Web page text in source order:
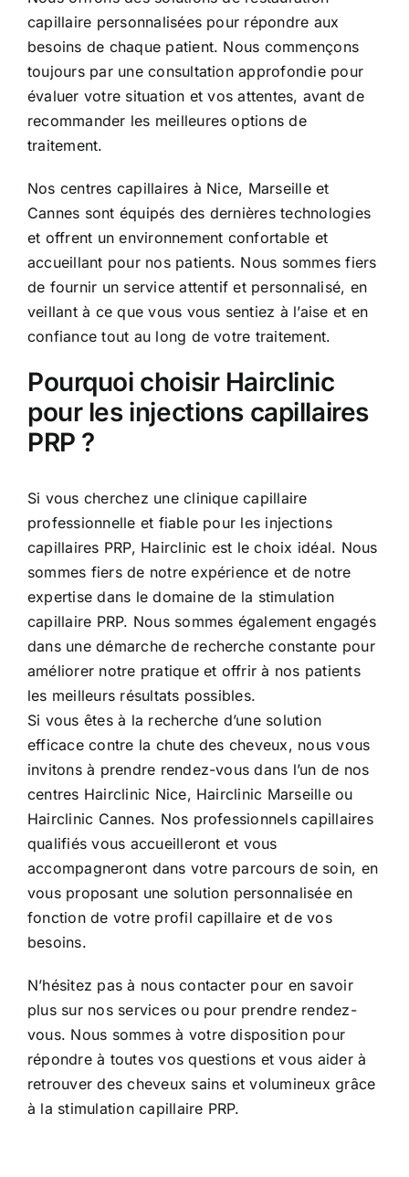
capillaire personnalisées pour répondre aux
besoins de chaque patient. Nous commençons
toujours par une consultation approfondie pour
évaluer votre situation et vos attentes, avant de
recommander les meilleures options de
traitement.
Nos centres capillaires à Nice, Marseille et
Cannes sont équipés des dernières technologies
et offrent un environnement confortable et
accueillant pour nos patients. Nous sommes fiers
de fournir un service attentif et personnalisé, en
veillant à ce que vous vous sentiez à l’aise et en
confiance tout au long de votre traitement.
Pourquoi choisir Hairclinic
pour les injections capillaires
PRP ?
Si vous cherchez une clinique capillaire
professionnelle et fiable pour les injections
capillaires PRP, Hairclinic est le choix idéal. Nous
sommes fiers de notre expérience et de notre
expertise dans le domaine de la stimulation
capillaire PRP. Nous sommes également engagés
dans une démarche de recherche constante pour
améliorer notre pratique et offrir à nos patients
les meilleurs résultats possibles.
Si vous êtes à la recherche d’une solution
efficace contre la chute des cheveux, nous vous
invitons à prendre rendez-vous dans l’un de nos
centres Hairclinic Nice, Hairclinic Marseille ou
Hairclinic Cannes. Nos professionnels capillaires
qualifiés vous accueilleront et vous
accompagneront dans votre parcours de soin, en
vous proposant une solution personnalisée en
fonction de votre profil capillaire et de vos
besoins.
N’hésitez pas à nous contacter pour en savoir
plus sur nos services ou pour prendre rendez-
vous. Nous sommes à votre disposition pour
répondre à toutes vos questions et vous aider à
retrouver des cheveux sains et volumineux grâce
à la stimulation capillaire PRP.